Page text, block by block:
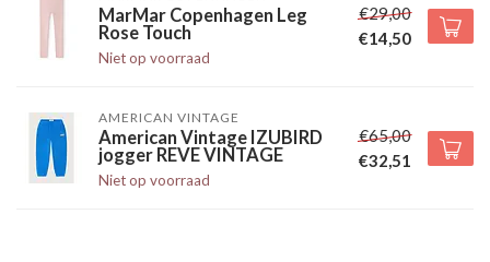
MarMar Copenhagen Leg
Rose Touch
Niet op voorraad
€29,00
€14,50
AMERICAN VINTAGE
American Vintage IZUBIRD
jogger REVE VINTAGE
Niet op voorraad
€65,00
€32,51